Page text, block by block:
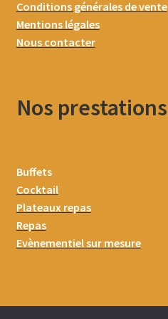
Conditions générales de vente
Mentions légales
Nous contacter
Nos prestations
Buffets
Cocktail
Plateaux repas
Repas
Evènementiel sur mesure